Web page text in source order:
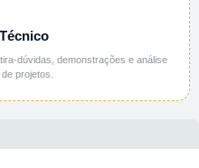
dúvidas, demonstrações e análise
projetos.